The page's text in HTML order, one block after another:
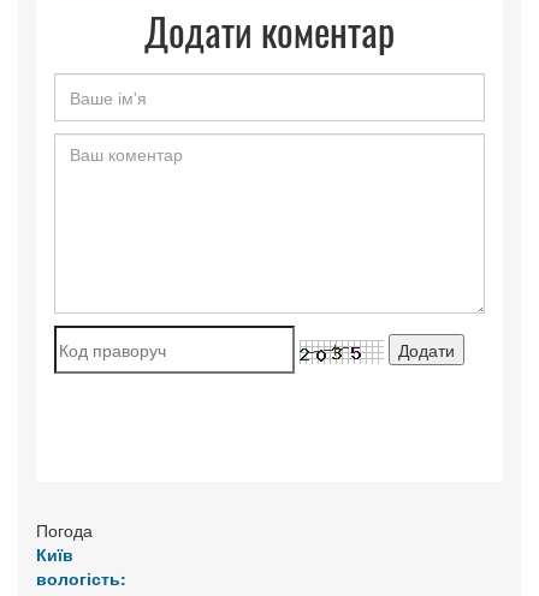
Додати коментар
Погода
Київ
вологість: